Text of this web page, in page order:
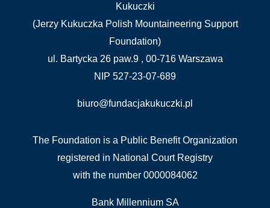
Kukuczki
(Jerzy Kukuczka Polish Mountaineering Support
Foundation)
ul. Bartycka 26 paw.9 , 00-716 Warszawa
NIP 527-23-07-689
biuro@fundacjakukuczki.pl
The Foundation is a Public Benefit Organization
registered in National Court Registry
with the number 0000084062
Bank Millennium SA